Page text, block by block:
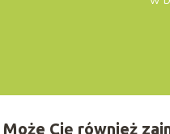
Może Cię również